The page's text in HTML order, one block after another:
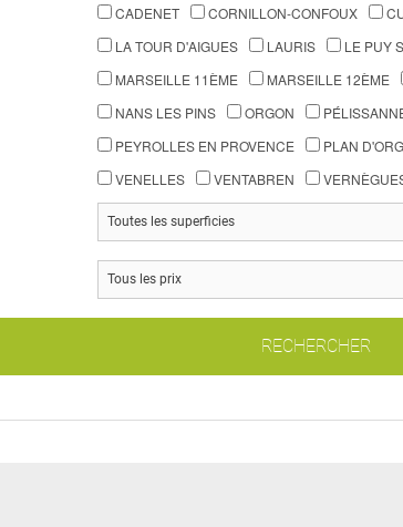
CADENET
CORNILLON-CONFOUX
LA TOUR D'AIGUES
LAURIS LE PUY
MARSEILLE 11ÈME
MARSEILLE 12ÈME
NANS LES PINS
ORGON
PEYROLLES EN PROVENCE
PLAN
VENELLES
VENTABREN